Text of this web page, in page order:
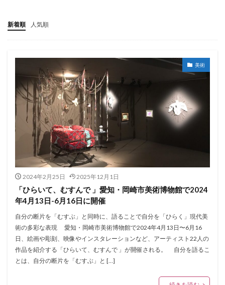
新着順 人気順
美術
2024年2月25日 2025年12月1日
「ひらいて、むすんで 」愛知・岡崎市美術博物館で2024
年4月13日-6月16日に開催
自分の断片を「むすぶ」と同時に、語ることで自分を「ひらく」現代美
術の多彩な表現 愛知・岡崎市美術博物館で2024年4月13日〜6月16
日、絵画や彫刻、映像やインスタレーションなど、アーティスト22人の
作品を紹介する「ひらいて、むすんで 」が開催される。 自分を語るこ
とは、自分の断片を「むすぶ」と […]